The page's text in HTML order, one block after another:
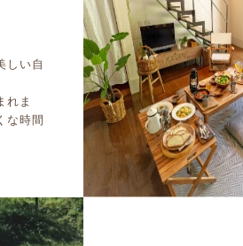
しい自
れま
な時間